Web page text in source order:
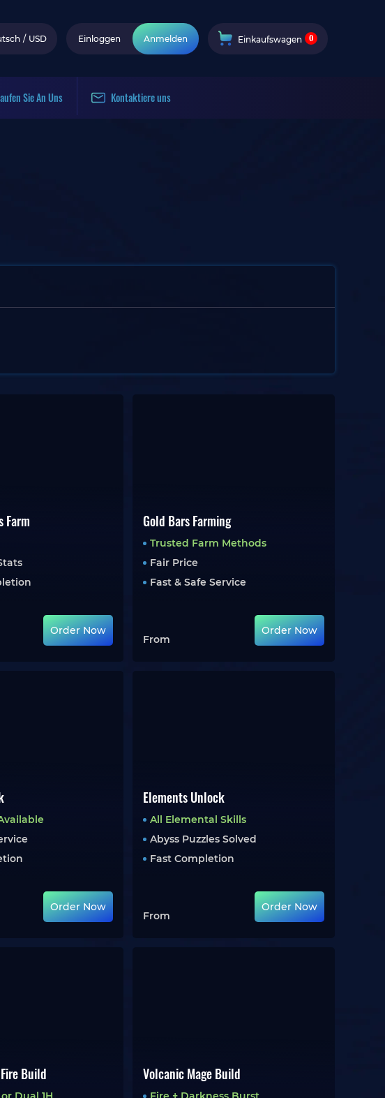
/ USD Einloggen Anmelden Einkaufswagen 0
Sie An Uns Kontaktiere uns
Farm
Order Now
Gold Bars Farming
Trusted Farm Methods
Fair Price
Fast & Safe Service
From
Order Now
Order Now
Elements Unlock
All Elemental Skills
Abyss Puzzles Solved
Fast Completion
From
Order Now
Build Volcanic Mage Build